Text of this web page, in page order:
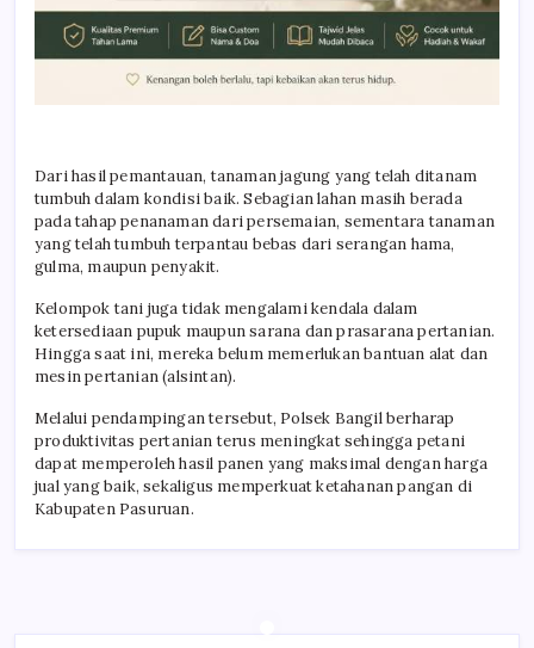
Dari hasil pemantauan, tanaman jagung yang telah ditanam
tumbuh dalam kondisi baik. Sebagian lahan masih berada
pada tahap penanaman dari persemaian, sementara tanaman
yang telah tumbuh terpantau bebas dari serangan hama,
gulma, maupun penyakit.
Kelompok tani juga tidak mengalami kendala dalam
ketersediaan pupuk maupun sarana dan prasarana pertanian.
Hingga saat ini, mereka belum memerlukan bantuan alat dan
mesin pertanian (alsintan).
Melalui pendampingan tersebut, Polsek Bangil berharap
produktivitas pertanian terus meningkat sehingga petani
dapat memperoleh hasil panen yang maksimal dengan harga
jual yang baik, sekaligus memperkuat ketahanan pangan di
Kabupaten Pasuruan.